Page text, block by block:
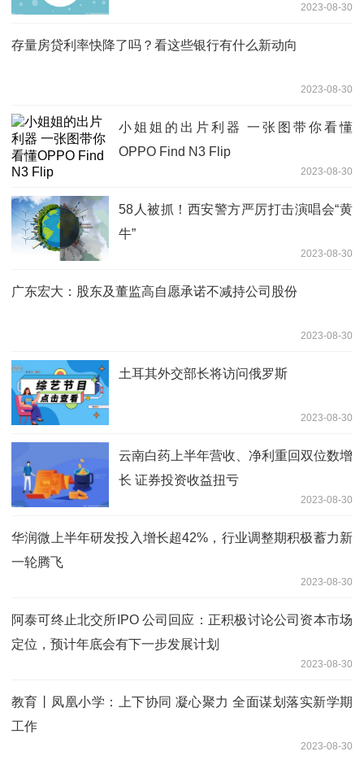
2023-08-30
存量房贷利率快降了吗？看这些银行有什么新动向
2023-08-30
小姐姐的出片利器 一张图带你看懂
OPPO Find N3 Flip
2023-08-30
58人被抓！西安警方严厉打击演唱会“黄
牛”
2023-08-30
广东宏大：股东及董监高自愿承诺不减持公司股份
2023-08-30
土耳其外交部长将访问俄罗斯
2023-08-30
云南白药上半年营收、净利重回双位数增
长 证券投资收益扭亏
2023-08-30
华润微上半年研发投入增长超42%，行业调整期积极蓄力新
一轮腾飞
2023-08-30
阿泰可终止北交所IPO 公司回应：正积极讨论公司资本市场
定位，预计年底会有下一步发展计划
2023-08-30
教育丨凤凰小学：上下协同 凝心聚力 全面谋划落实新学期
工作
2023-08-30